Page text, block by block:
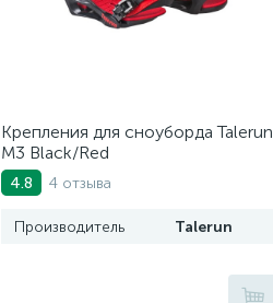
Крепления для сноуборда Talerun
M3 Black/Red
4.8 4 отзыва
Производитель Talerun